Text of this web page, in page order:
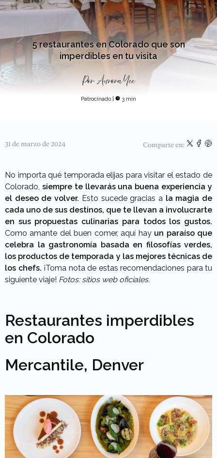
5 restaurantes en Colorado que son
imperdibles en tu visita
Por Aurora Yee
Patrocinado 3 min
31 de marzo de 2024 Comparte en:
No importa qué temporada elijas para visitar el estado de
Colorado, siempre te llevarás una buena experiencia y
el deseo de volver. Esto sucede gracias a la magia de
cada uno de sus destinos, que te llevan a involucrarte
en sus propuestas culinarias para todos los gustos.
Como amante del buen comer, aquí hayun paraíso que
celebra la gastronomía basada en filosofías verdes,
los productos de temporada y las mejores técnicas de
los chefs. ¡Toma nota de estas recomendaciones para tu
siguiente viaje! Fotos: sitios web oficiales.
Restaurantes imperdibles
en Colorado
Mercantile, Denver